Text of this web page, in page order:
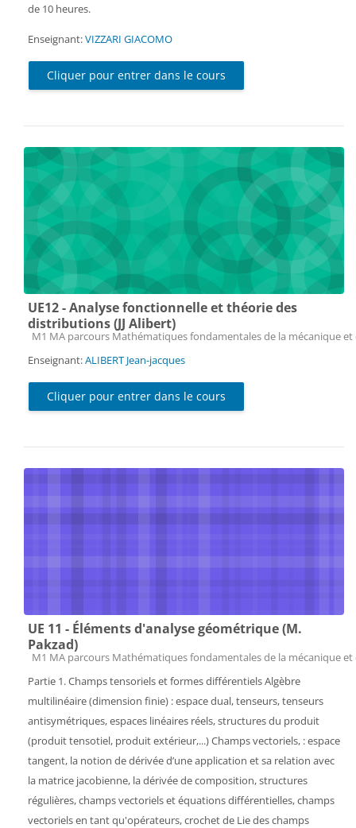
de 10 heures.
Enseignant:VIZZARI GIACOMO
Cliquer pour entrer dans le cours
UE12 - Analyse fonctionnelle et théorie des
distributions (JJ Alibert)
Catégorie de cours
M1 MA parcours Mathématiques fondamentales de la mécanique
Enseignant:ALIBERT Jean-jacques
Cliquer pour entrer dans le cours
UE 11 - Éléments d'analyse géométrique (M.
Pakzad)
Catégorie de cours
M1 MA parcours Mathématiques fondamentales de la mécanique
Partie 1. Champs tensoriels et formes différentiels Algèbre
multilinéaire (dimension finie) : espace dual, tenseurs, tenseurs
antisymétriques, espaces linéaires réels, structures du produit
(produit tensotiel, produit extérieur,...) Champs vectoriels, : espace
tangent, la notion de dérivée d’une application et sa relation avec
la matrice jacobienne, la dérivée de composition, structures
régulières, champs vectoriels et équations différentielles, champs
vectoriels en tant qu'opérateurs, crochet de Lie des champs